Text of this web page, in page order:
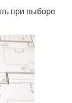
при выборе